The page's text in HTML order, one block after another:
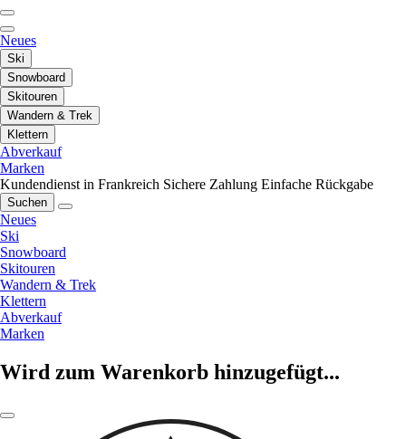
Neues
Ski
Snowboard
Skitouren
Wandern & Trek
Klettern
Abverkauf
Marken
Kundendienst in Frankreich Sichere Zahlung Einfache Rückgabe
Suchen
Neues
Ski
Snowboard
Skitouren
Wandern & Trek
Klettern
Abverkauf
Marken
Wird zum Warenkorb hinzugefügt...